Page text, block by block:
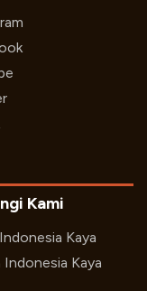
Kami
Kaya
Indonesia Kaya